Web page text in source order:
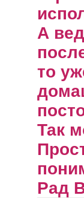
А
то
Так
Рад